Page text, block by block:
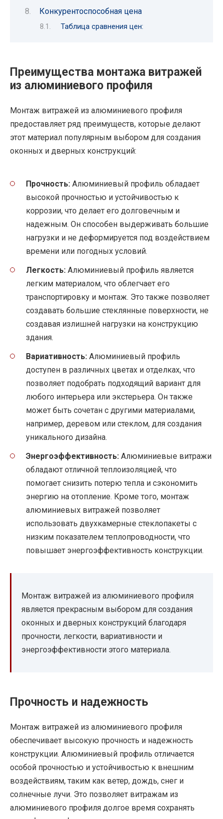
Конкурентоспособная цена
Таблица сравнения цен:
Преимущества монтажа витражей
из алюминиевого профиля
Монтаж витражей из алюминиевого профиля
предоставляет ряд преимуществ, которые делают
этот материал популярным выбором для создания
оконных и дверных конструкций:
Прочность: Алюминиевый профиль обладает
высокой прочностью и устойчивостью к
коррозии, что делает его долговечным и
надежным. Он способен выдерживать большие
нагрузки и не деформируется под воздействием
времени или погодных условий.
Легкость: Алюминиевый профиль является
легким материалом, что облегчает его
транспортировку и монтаж. Это также позволяет
создавать большие стеклянные поверхности, не
создавая излишней нагрузки на конструкцию
здания.
Вариативность: Алюминиевый профиль
доступен в различных цветах и отделках, что
позволяет подобрать подходящий вариант для
любого интерьера или экстерьера. Он также
может быть сочетан с другими материалами,
например, деревом или стеклом, для создания
уникального дизайна.
Энергоэффективность: Алюминиевые витражи
обладают отличной теплоизоляцией, что
помогает снизить потерю тепла и сэкономить
энергию на отопление. Кроме того, монтаж
алюминиевых витражей позволяет
использовать двухкамерные стеклопакеты с
низким показателем теплопроводности, что
повышает энергоэффективность конструкции.
Монтаж витражей из алюминиевого профиля
является прекрасным выбором для создания
оконных и дверных конструкций благодаря
прочности, легкости, вариативности и
энергоэффективности этого материала.
Прочность и надежность
Монтаж витражей из алюминиевого профиля
обеспечивает высокую прочность и надежность
конструкции. Алюминиевый профиль отличается
особой прочностью и устойчивостью к внешним
воздействиям, таким как ветер, дождь, снег и
солнечные лучи. Это позволяет витражам из
алюминиевого профиля долгое время сохранять